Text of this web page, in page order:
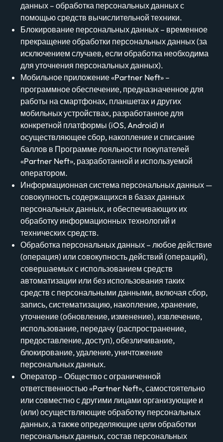
данных – обработка персональных данных с
помощью средств вычислительной техники.
Блокирование персональных данных – временное
прекращение обработки персональных данных (за
исключением случаев, если обработка необходима
для уточнения персональных данных).
Мобильное приложение «Partner Neft» –
программное обеспечение, предназначенное для
работы на смартфонах, планшетах и других
мобильных устройствах, разработанное для
конкретной платформы (iOS, Android) и
осуществляющее сбор, накопление и списание
баллов в Программе лояльности покупателей
«Partner Neft», разработанной и используемой
оператором.
Информационная система персональных данных —
совокупность содержащихся в базах данных
персональных данных, и обеспечивающих их
обработку информационных технологий и
технических средств.
Обработка персональных данных – любое действие
(операция) или совокупность действий (операций),
совершаемых с использованием средств
автоматизации или без использования таких
средств с персональными данными, включая сбор,
запись, систематизацию, накопление, хранение,
уточнение (обновление, изменение), извлечение,
использование, передачу (распространение,
предоставление, доступ), обезличивание,
блокирование, удаление, уничтожение
персональных данных.
Оператор – Общество с ограниченной
ответственностью «Partner Neft», самостоятельно
или совместно с другими лицами организующие и
(или) осуществляющие обработку персональных
данных, а также определяющие цели обработки
персональных данных, состав персональных